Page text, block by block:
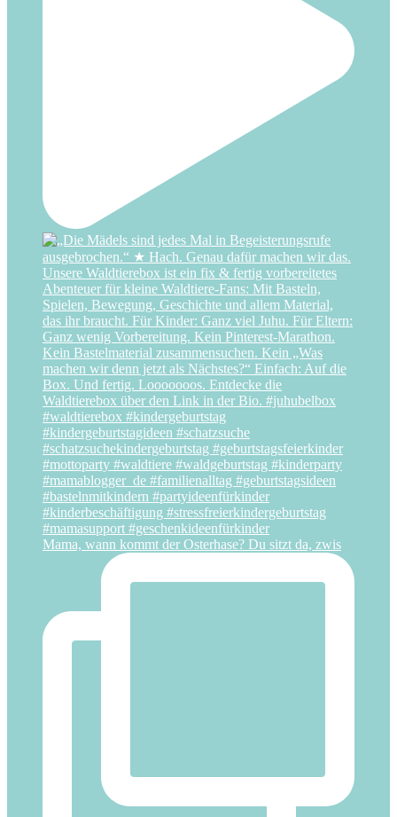
Mama, wann kommt der Osterhase? Du sitzt da, zwis